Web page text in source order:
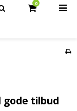
0
gode tilbud